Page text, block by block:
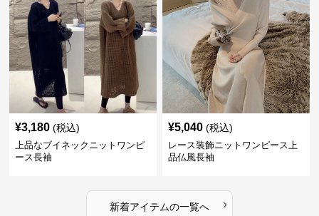
¥3,180 (税込)
上品なブイネックニットワンピ
ース長袖
¥5,040 (税込)
レース装飾ニットワンピース上
品仏風長袖
新着アイテムの一覧へ ›